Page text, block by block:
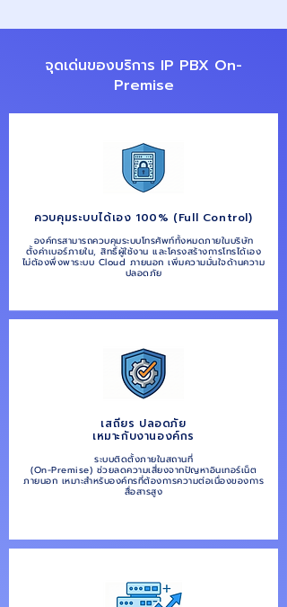
จุดเด่นของบริการ IP PBX On-
Premise
ควบคุมระบบได้เอง 100% (Full Control)
องค์กรสามารถควบคุมระบบโทรศัพท์ทั้งหมดภายในบริษัท
ตั้งค่าเบอร์ภายใน, สิทธิ์ผู้ใช้งาน และโครงสร้างการโทรได้เอง
ไม่ต้องพึ่งพาระบบ Cloud ภายนอก เพิ่มความมั่นใจด้านความ
ปลอดภัย
เสถียร ปลอดภัย
เหมาะกับงานองค์กร
ระบบติดตั้งภายในสถานที่
(On-Premise) ช่วยลดความเสี่ยงจากปัญหาอินเทอร์เน็ต
ภายนอก เหมาะสำหรับองค์กรที่ต้องการความต่อเนื่องของการ
สื่อสารสูง